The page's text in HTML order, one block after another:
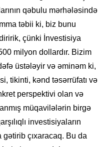
qəbulu mərhələsində
təbii ki, biz bunu
çünki İnvestisiya
milyon dollardır. Bizim
üstələyir və əminəm ki,
tikinti, kənd təsərrüfatı və
perspektivi olan və
müqavilələrin birgə
investisiyaların
çıxaracaq. Bu da